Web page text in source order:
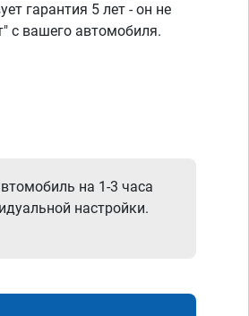
гарантия 5 лет - он не
с вашего автомобиля.
на 1-3 часа
настройки.